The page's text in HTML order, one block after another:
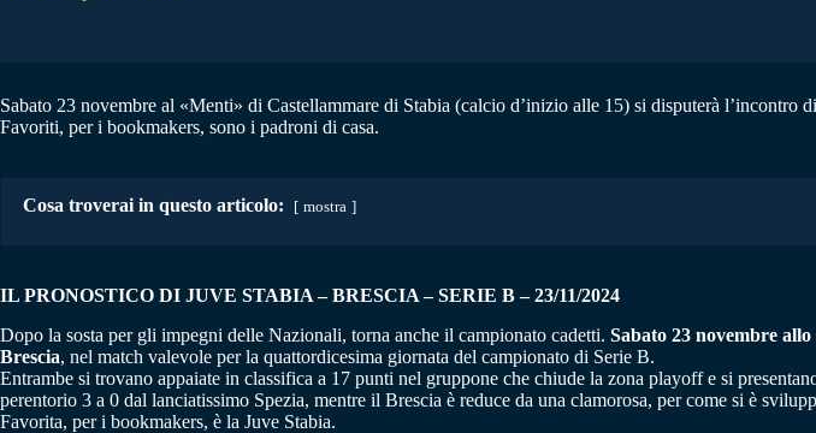
Sabato 23 novembre al «Menti» di Castellammare di Stabia (calcio d’inizio alle 15) si disputerà
Favoriti, per i bookmakers, sono i padroni di casa.
Cosa troverai in questo articolo: mostra
IL PRONOSTICO DI JUVE STABIA – BRESCIA – SERIE B – 23/11/2024
Dopo la sosta per gli impegni delle Nazionali, torna anche il campionato cadetti. Sabato 23 novembre
Brescia, nel match valevole per la quattordicesima giornata del campionato di Serie B.
Entrambe si trovano appaiate in classifica a 17 punti nel gruppone che chiude la zona playoff e si
perentorio 3 a 0 dal lanciatissimo Spezia, mentre il Brescia è reduce da una clamorosa, per come si è
Favorita, per i bookmakers, è la Juve Stabia.